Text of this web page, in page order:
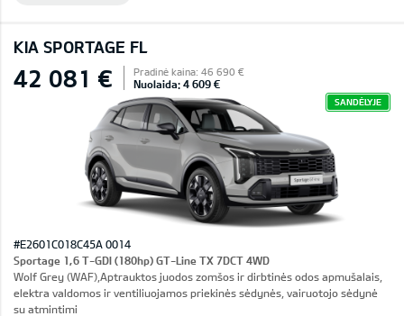
KIA SPORTAGE FL
42 081 € Pradinė kaina: 46 690 €
Nuolaida: 4 609 €
SANDĖLYJE
#E2601C018C45A 0014
Sportage 1,6 T-GDI (180hp) GT-Line TX 7DCT 4WD
Wolf Grey (WAF),Aptrauktos juodos zomšos ir dirbtinės odos apmušalais,
elektra valdomos ir ventiliuojamos priekinės sėdynės, vairuotojo sėdynė
su atmintimi